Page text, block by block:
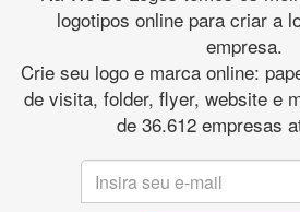
logotipos online para criar a
empresa.
Crie seu logo e marca online:
de visita, folder, flyer, website e
de 36.612 empresas